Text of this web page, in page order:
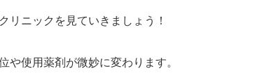
リニックを見ていきましょう！
使用薬剤が微妙に変わります。